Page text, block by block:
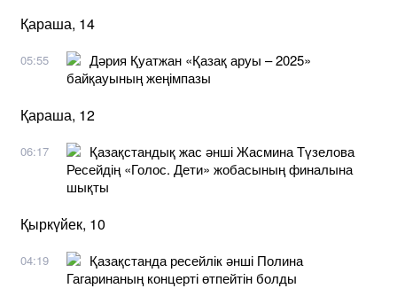
Қараша, 14
05:55
Дәрия Қуатжан «Қазақ аруы – 2025»
байқауының жеңімпазы
Қараша, 12
06:17
Қазақстандық жас әнші Жасмина Түзелова
Ресейдің «Голос. Дети» жобасының финалына
шықты
Қыркүйек, 10
04:19
Қазақстанда ресейлік әнші Полина
Гагаринаның концерті өтпейтін болды